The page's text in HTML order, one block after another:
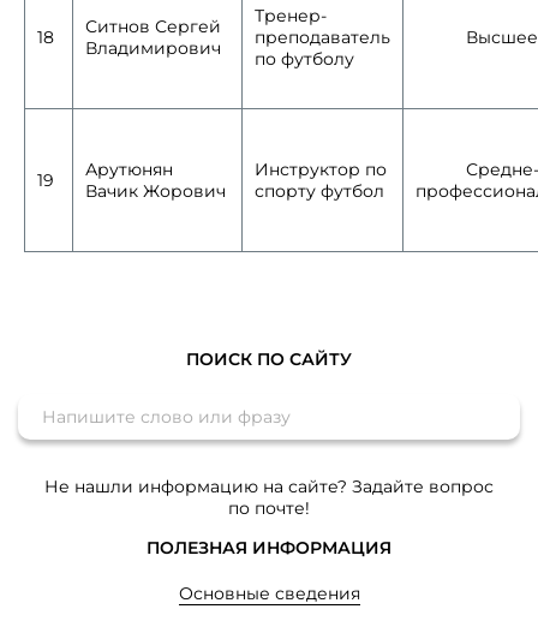
18
Ситнов Сергей
Владимирович
Тренер-
преподаватель
по футболу
Высшее
19
Арутюнян
Вачик Жорович
Инструктор по
спорту футбол
Средне-
ПОИСК ПО САЙТУ
Не нашли информацию на сайте? Задайте вопрос
по почте!
ПОЛЕЗНАЯ ИНФОРМАЦИЯ
Основные сведения